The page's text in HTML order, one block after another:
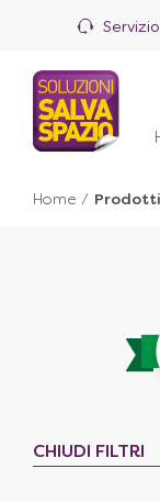
Home /
CHIUDI FILTRI